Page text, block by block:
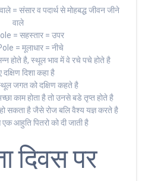
वाले = संसार व पदार्थ से मोहबद्ध जीवन जीने
वाले
= सहस्तार = उपर
= मूलाधार = नीचे
होते है, स्थूल भाव में वे रचे पचे होते है
दिशा कहा है
जगत को दक्षिण कहते है
काम होता है तो उनसे बडे तृप्त होते है
सकता है जैसे रोज बलि वैश्य यज्ञ करते है
आहुति पितरो को दी जाती है
दिवस पर